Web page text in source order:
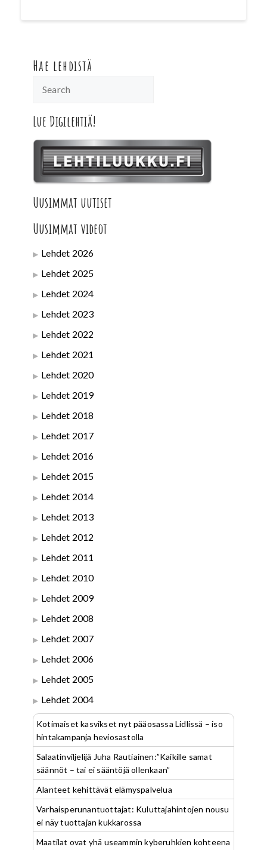
Hae lehdistä
Lue Digilehtiä!
Uusimmat uutiset
Uusimmat videot
Lehdet 2026
Lehdet 2025
Lehdet 2024
Lehdet 2023
Lehdet 2022
Lehdet 2021
Lehdet 2020
Lehdet 2019
Lehdet 2018
Lehdet 2017
Lehdet 2016
Lehdet 2015
Lehdet 2014
Lehdet 2013
Lehdet 2012
Lehdet 2011
Lehdet 2010
Lehdet 2009
Lehdet 2008
Lehdet 2007
Lehdet 2006
Lehdet 2005
Lehdet 2004
Kotimaiset kasvikset nyt pääosassa Lidlissä – iso
hintakampanja heviosastolla
Salaatinviljelijä Juha Rautiainen:”Kaikille samat
säännöt – tai ei sääntöjä ollenkaan”
Alanteet kehittävät elämyspalvelua
Varhaisperunantuottajat: Kuluttajahintojen nousu
ei näy tuottajan kukkarossa
Maatilat ovat yhä useammin kyberuhkien kohteena